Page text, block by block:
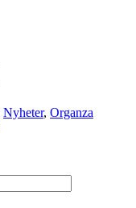
Nyheter, Organza